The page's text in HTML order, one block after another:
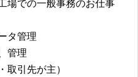
場での一般事務のお仕事
タ管理
管理
取引先が主）